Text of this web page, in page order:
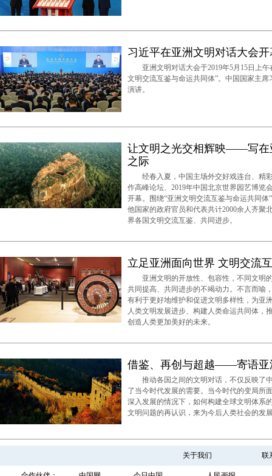
习近平在亚洲文明对话大会
亚洲文明对话大会于2019年5月15日上午
文明交流互鉴与命运共同体”。中国国家主
演讲。
让文明之光交相辉映——写在
之际
经春入夏，中国主场外交好戏连台、精彩
作高峰论坛、2019年中国北京世界园艺博览
开幕。围绕“亚洲文明交流互鉴与命运共同
他国家的政府官员和代表共计2000余人齐聚
界各国文明交流互鉴、共同进步。
立足亚洲面向世界 文明交流
亚洲文明的开放性、包容性，不同文明
共同提高、共同进步的不竭动力。不言而喻
有利于更好地维护和促进文明多样性，为亚
人类文明发展进步、构建人类命运共同体，
创造人类更加美好的未来。
借鉴、再创与超越——寄语亚
推动各国之间的文明对话，不仅反映了
了当今时代发展的需要。当今时代的变局所
深入发展的情况下，如何构建全球文明体系
文明问题的再认识，来为今后人类社会的发
关于我们 联